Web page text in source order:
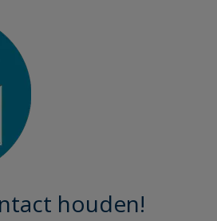
houden!